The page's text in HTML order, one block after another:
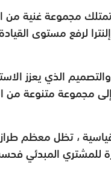
مجموعة غنية
لرفع مستوى
الذي يعزز
مجموعة متنوعة من
، تظل معظم
للمشتري المبدئي